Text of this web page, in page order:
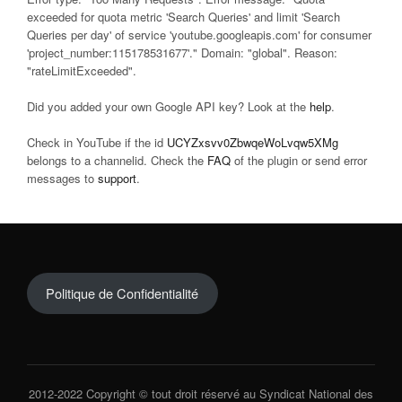
exceeded for quota metric 'Search Queries' and limit 'Search
Queries per day' of service 'youtube.googleapis.com' for consumer
'project_number:115178531677'." Domain: "global". Reason:
"rateLimitExceeded".
Did you added your own Google API key? Look at the help.
Check in YouTube if the id UCYZxsvv0ZbwqeWoLvqw5XMg
belongs to a channelid. Check the FAQ of the plugin or send error
messages to support.
Politique de Confidentialité
2012-2022 Copyright © tout droit réservé au Syndicat National des